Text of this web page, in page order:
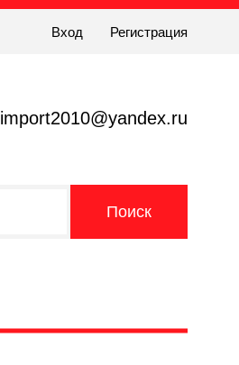
Вход Регистрация
import2010@yandex.ru